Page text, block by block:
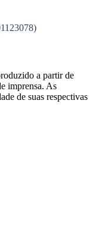
a partir de
imprensa. As
de suas respectivas